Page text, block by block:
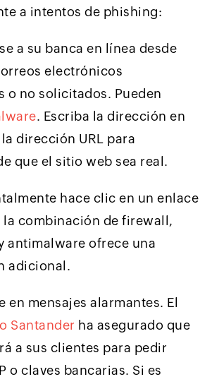
a intentos de phishing:
a su banca en línea desde
electrónicos
o no solicitados. Pueden
. Escriba la dirección en
dirección URL para
que el sitio web sea real.
hace clic en un enlace
la combinación de firewall,
antimalware ofrece una
adicional.
en mensajes alarmantes. El
Santander ha asegurado que
a sus clientes para pedir
o claves bancarias. Si es